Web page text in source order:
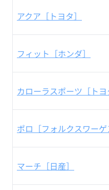
アクア［トヨタ］
フィット［ホンダ］
カローラスポーツ［トヨ
ポロ［フォルクスワーゲ
マーチ［日産］